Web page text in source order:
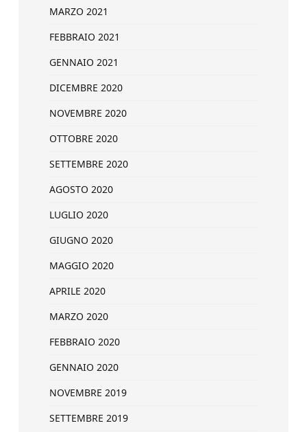
MARZO 2021
FEBBRAIO 2021
GENNAIO 2021
DICEMBRE 2020
NOVEMBRE 2020
OTTOBRE 2020
SETTEMBRE 2020
AGOSTO 2020
LUGLIO 2020
GIUGNO 2020
MAGGIO 2020
APRILE 2020
MARZO 2020
FEBBRAIO 2020
GENNAIO 2020
NOVEMBRE 2019
SETTEMBRE 2019